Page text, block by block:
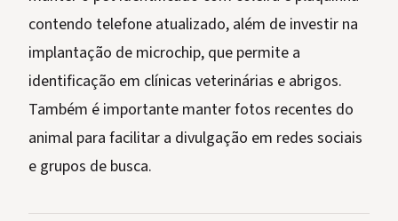
contendo telefone atualizado, além de investir na
implantação de microchip, que permite a
identificação em clínicas veterinárias e abrigos.
Também é importante manter fotos recentes do
animal para facilitar a divulgação em redes sociais
e grupos de busca.